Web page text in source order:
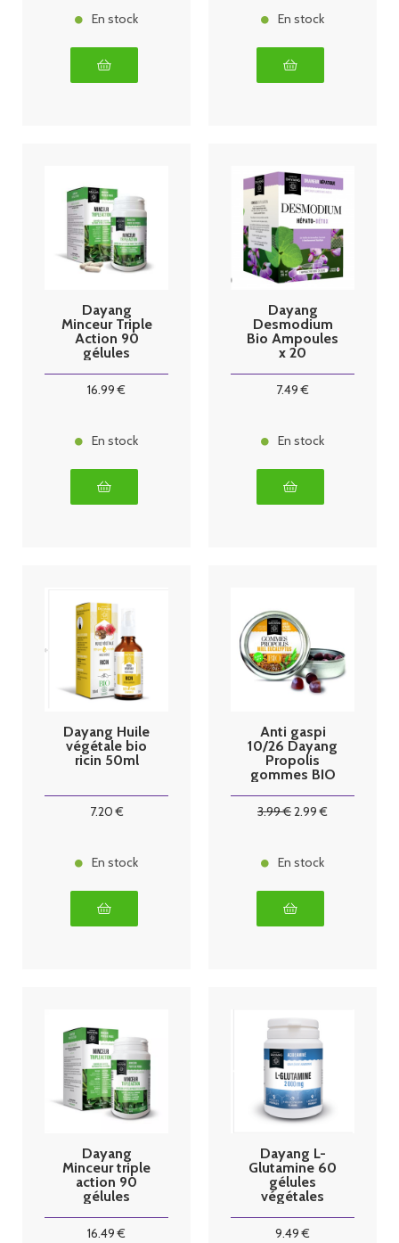
En stock En stock
Dayang
Minceur Triple
Action 90
gélules
16.99 €
En stock
Dayang
Desmodium
Bio Ampoules
x 20
7.49 €
En stock
Dayang Huile
végétale bio
ricin 50ml
7.20€
En stock
Anti gaspi
10/26 Dayang
Propolis
gommes BIO
3.99€2.99 €
En stock
Dayang
Minceur triple
action 90
gélules
16.49 €
Dayang L-
Glutamine 60
gélules
végétales
9.49 €